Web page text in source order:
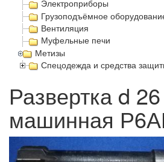
Электроприборы
Грузоподъёмное
Вентиляция
Муфельные печи
Метизы
Спецодежда и средства
Развертка d
машинная